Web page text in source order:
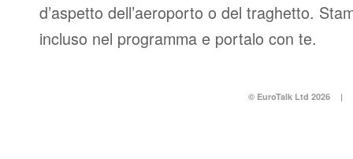
d’aspetto dell’aeroporto o del traghetto.
incluso nel programma e portalo con te.
© EuroTalk Ltd 2026 |